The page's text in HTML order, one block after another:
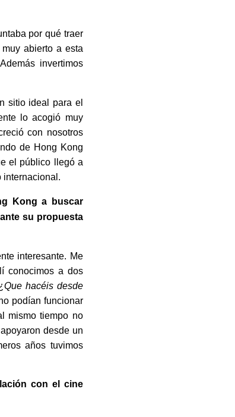
por qué traer
abierto a esta
invertimos
sitio ideal para el
lo acogió muy
con nosotros
de Hong Kong
el público llegó a
internacional.
Kong a buscar
su propuesta
interesante. Me
conocimos a dos
hacéis desde
podían funcionar
mismo tiempo no
desde un
años tuvimos
con el cine